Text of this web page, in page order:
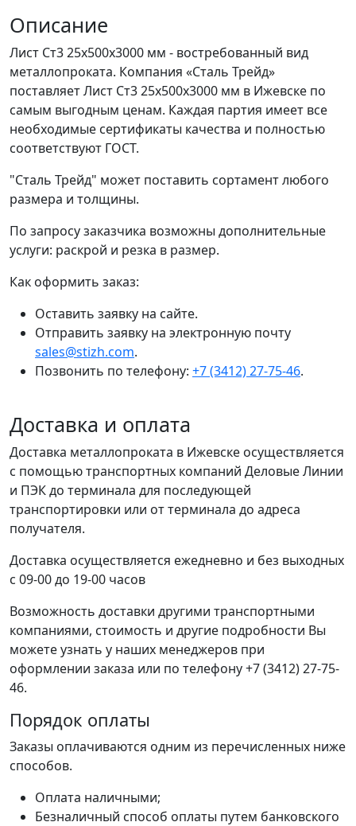
Описание
Лист Ст3 25x500x3000 мм - востребованный вид
металлопроката. Компания «Сталь Трейд»
поставляет Лист Ст3 25x500x3000 мм в Ижевске по
самым выгодным ценам. Каждая партия имеет все
необходимые сертификаты качества и полностью
соответствуют ГОСТ.
"Сталь Трейд" может поставить сортамент любого
размера и толщины.
По запросу заказчика возможны дополнительные
услуги: раскрой и резка в размер.
Как оформить заказ:
Оставить заявку на сайте.
Отправить заявку на электронную почту
sales@stizh.com.
Позвонить по телефону: +7 (3412) 27-75-46.
Доставка и оплата
Доставка металлопроката в Ижевске осуществляется
с помощью транспортных компаний Деловые Линии
и ПЭК до терминала для последующей
транспортировки или от терминала до адреса
получателя.
Доставка осуществляется ежедневно и без выходных
с 09-00 до 19-00 часов
Возможность доставки другими транспортными
компаниями, стоимость и другие подробности Вы
можете узнать у наших менеджеров при
оформлении заказа или по телефону +7 (3412) 27-75-
46.
Порядок оплаты
Заказы оплачиваются одним из перечисленных ниже
способов.
Оплата наличными;
Безналичный способ оплаты путем банковского